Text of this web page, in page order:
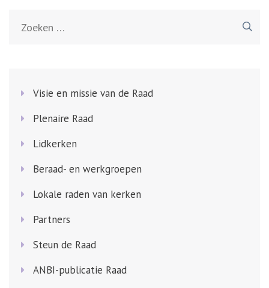
Visie en missie van de Raad
Plenaire Raad
Lidkerken
Beraad- en werkgroepen
Lokale raden van kerken
Partners
Steun de Raad
ANBI-publicatie Raad